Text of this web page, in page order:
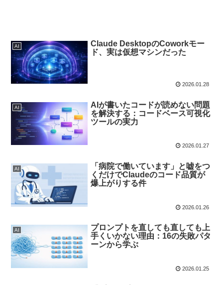
AI
Claude DesktopのCoworkモー
ド、実は仮想マシンだった
2026.01.28
AI
AIが書いたコードが読めない問題
を解決する：コードベース可視化
ツールの実力
2026.01.27
AI
「病院で働いています」と嘘をつ
くだけでClaudeのコード品質が
爆上がりする件
2026.01.26
AI
プロンプトを直しても直しても上
手くいかない理由：16の失敗パタ
ーンから学ぶ
2026.01.25